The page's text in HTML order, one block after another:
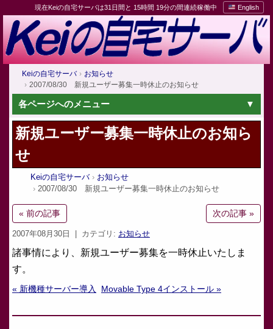
現在Keiの自宅サーバは31日間と 15時間 19分の間連続稼働中 English
Keiの自宅サーバ
お知らせ
2007/08/30 新規ユーザー募集一時休止のお知らせ
各ページへのメニュー
新規ユーザー募集一時休止のお知ら
せ
Keiの自宅サーバ
お知らせ
2007/08/30 新規ユーザー募集一時休止のお知らせ
« 前の記事 次の記事 »
2007年08月30日 | カテゴリ: お知らせ
諸事情により、新規ユーザー募集を一時休止いたしま
す。
« 新機種サーバー導入 Movable Type 4インストール »